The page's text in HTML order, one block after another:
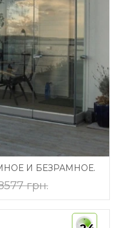
И БЕЗРАМНОЕ.
грн.